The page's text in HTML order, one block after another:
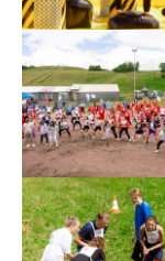
12:30
13:00